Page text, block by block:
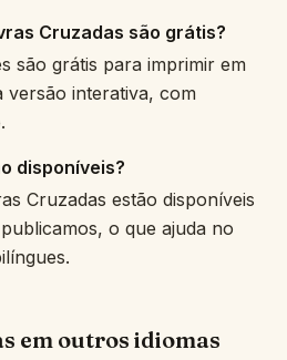
Cruzadas são grátis?
são grátis para imprimir em
versão interativa, com
disponíveis?
Cruzadas estão disponíveis
o que ajuda no
em outros idiomas